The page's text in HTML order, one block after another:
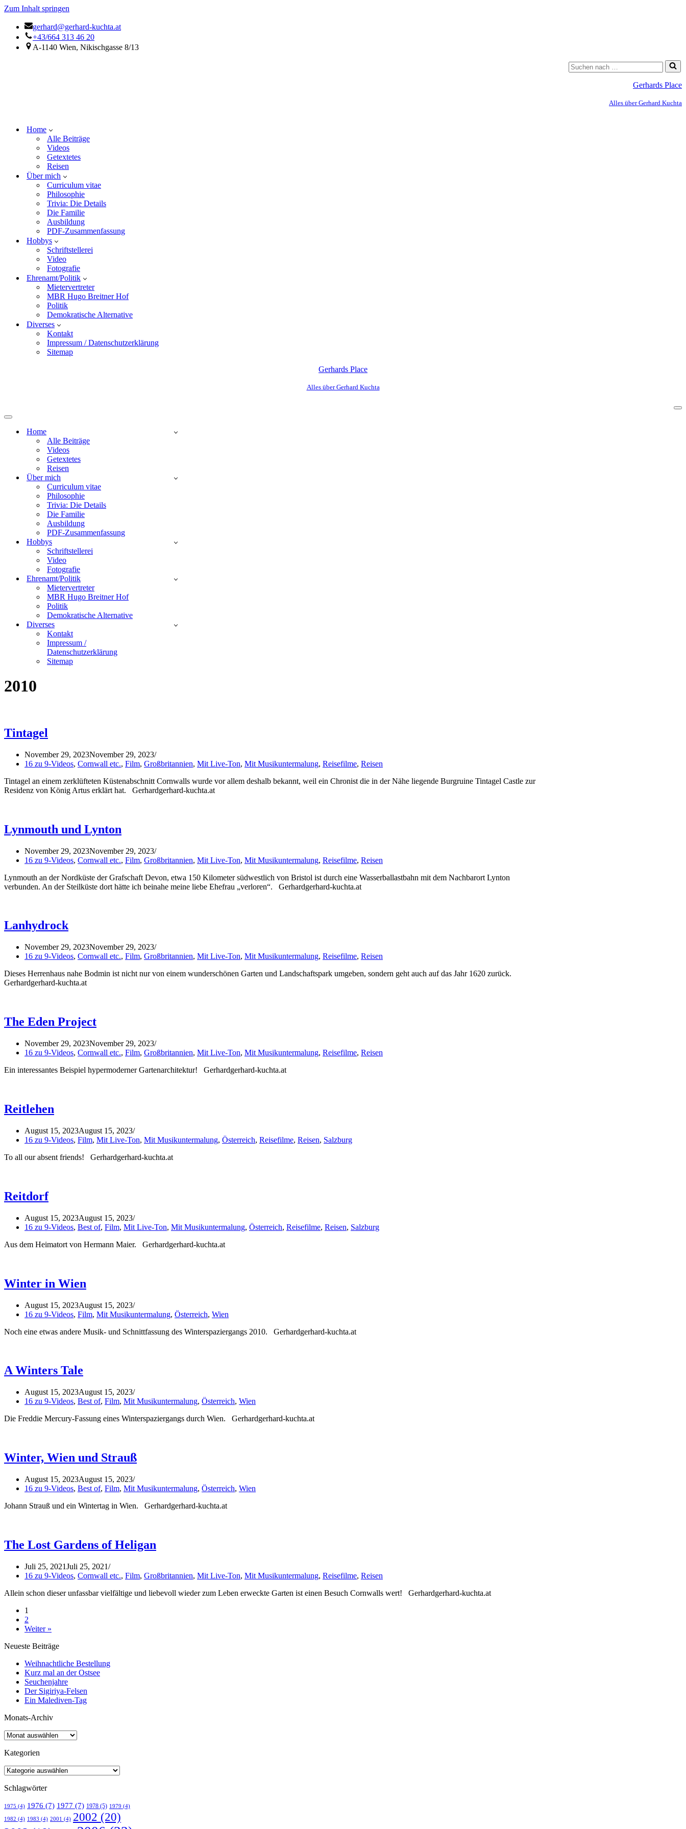
Zum Inhalt springen
gerhard@gerhard-kuchta.at
+43/664 313 46 20
A-1140 Wien, Nikischgasse 8/13
Gerhards Place
Alles über Gerhard Kuchta
Home
Alle Beiträge
Videos
Getextetes
Reisen
Über mich
Curriculum vitae
Philosophie
Trivia: Die Details
Die Familie
Ausbildung
PDF-Zusammenfassung
Hobbys
Schriftstellerei
Video
Fotografie
Ehrenamt/Politik
Mietervertreter
MBR Hugo Breitner Hof
Politik
Demokratische Alternative
Diverses
Kontakt
Impressum / Datenschutzerklärung
Sitemap
Gerhards Place
Alles über Gerhard Kuchta
Home
Alle Beiträge
Videos
Getextetes
Reisen
Über mich
Curriculum vitae
Philosophie
Trivia: Die Details
Die Familie
Ausbildung
PDF-Zusammenfassung
Hobbys
Schriftstellerei
Video
Fotografie
Ehrenamt/Politik
Mietervertreter
MBR Hugo Breitner Hof
Politik
Demokratische Alternative
Diverses
Kontakt
Impressum /
Datenschutzerklärung
Sitemap
2010
Tintagel
November 29, 2023November 29, 2023
16 zu 9-Videos, Cornwall etc., Film, Großbritannien, Mit Live-Ton, Mit Musikuntermalung, Reisefilme, Reisen
Tintagel an einem zerklüfteten Küstenabschnitt Cornwalls wurde vor allem deshalb bekannt, weil ein Chronist die in der Nähe liegende Burgruine Tintagel Castle zur
Residenz von König Artus erklärt hat. Gerhardgerhard-kuchta.at
Lynmouth und Lynton
November 29, 2023November 29, 2023
16 zu 9-Videos, Cornwall etc., Film, Großbritannien, Mit Live-Ton, Mit Musikuntermalung, Reisefilme, Reisen
Lynmouth an der Nordküste der Grafschaft Devon, etwa 150 Kilometer südwestlich von Bristol ist durch eine Wasserballastbahn mit dem Nachbarort Lynton
verbunden. An der Steilküste dort hätte ich beinahe meine liebe Ehefrau „verloren“. Gerhardgerhard-kuchta.at
Lanhydrock
November 29, 2023November 29, 2023
16 zu 9-Videos, Cornwall etc., Film, Großbritannien, Mit Live-Ton, Mit Musikuntermalung, Reisefilme, Reisen
Dieses Herrenhaus nahe Bodmin ist nicht nur von einem wunderschönen Garten und Landschaftspark umgeben, sondern geht auch auf das Jahr 1620 zurück.
Gerhardgerhard-kuchta.at
The Eden Project
November 29, 2023November 29, 2023
16 zu 9-Videos, Cornwall etc., Film, Großbritannien, Mit Live-Ton, Mit Musikuntermalung, Reisefilme, Reisen
Ein interessantes Beispiel hypermoderner Gartenarchitektur! Gerhardgerhard-kuchta.at
Reitlehen
August 15, 2023August 15, 2023
16 zu 9-Videos, Film, Mit Live-Ton, Mit Musikuntermalung, Österreich, Reisefilme, Reisen, Salzburg
To all our absent friends! Gerhardgerhard-kuchta.at
Reitdorf
August 15, 2023August 15, 2023
16 zu 9-Videos, Best of, Film, Mit Live-Ton, Mit Musikuntermalung, Österreich, Reisefilme, Reisen, Salzburg
Aus dem Heimatort von Hermann Maier. Gerhardgerhard-kuchta.at
Winter in Wien
August 15, 2023August 15, 2023
16 zu 9-Videos, Film, Mit Musikuntermalung, Österreich, Wien
Noch eine etwas andere Musik- und Schnittfassung des Winterspaziergangs 2010. Gerhardgerhard-kuchta.at
A Winters Tale
August 15, 2023August 15, 2023
16 zu 9-Videos, Best of, Film, Mit Musikuntermalung, Österreich, Wien
Die Freddie Mercury-Fassung eines Winterspaziergangs durch Wien. Gerhardgerhard-kuchta.at
Winter, Wien und Strauß
August 15, 2023August 15, 2023
16 zu 9-Videos, Best of, Film, Mit Musikuntermalung, Österreich, Wien
Johann Strauß und ein Wintertag in Wien. Gerhardgerhard-kuchta.at
The Lost Gardens of Heligan
Juli 25, 2021Juli 25, 2021
16 zu 9-Videos, Cornwall etc., Film, Großbritannien, Mit Live-Ton, Mit Musikuntermalung, Reisefilme, Reisen
Allein schon dieser unfassbar vielfältige und liebevoll wieder zum Leben erweckte Garten ist einen Besuch Cornwalls wert! Gerhardgerhard-kuchta.at
1
2
Weiter »
Neueste Beiträge
Weihnachtliche Bestellung
Kurz mal an der Ostsee
Seuchenjahre
Der Sigiriya-Felsen
Ein Malediven-Tag
Monats-Archiv
Kategorien
Schlagwörter
1975 (4) 1976 (7) 1977 (7) 1978 (5) 1979 (4)
1982 (4) 1983 (4) 2001 (4) 2002 (20)